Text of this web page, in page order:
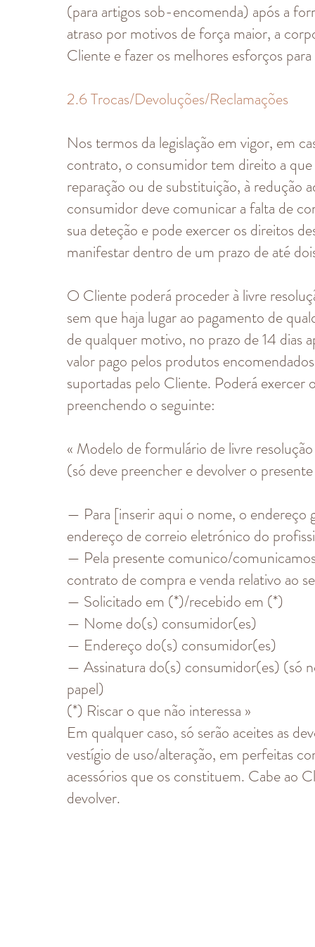
(para artigos sob-encomenda) após a
atraso por motivos de força maior, a
Cliente e fazer os melhores esforços
2.6 Trocas/Devoluções/Reclamações
Nos termos da legislação em vigor, em
contrato, o consumidor tem direito a
reparação ou de substituição, à redução
consumidor deve comunicar a falta de
sua deteção e pode exercer os direitos
manifestar dentro de um prazo de até
O Cliente poderá proceder à livre
sem que haja lugar ao pagamento de
de qualquer motivo, no prazo de 14 dias
valor pago pelos produtos
suportadas pelo Cliente. Poderá
preenchendo o seguinte:
« Modelo de formulário de livre resolução
(só deve preencher e devolver o
— Para [inserir aqui o nome, o endereço
endereço de correio eletrónico do
— Pela presente comunico/
contrato de compra e venda relativo ao
— Solicitado em (*)/recebido em (*)
— Nome do(s) consumidor(es)
— Endereço do(s) consumidor(es)
— Assinatura do(s) consumidor(es) (só
papel)
(*) Riscar o que não interessa »
Em qualquer caso, só serão aceites as
vestígio de uso/alteração, em perfeitas
acessórios que os constituem. Cabe ao
devolver.